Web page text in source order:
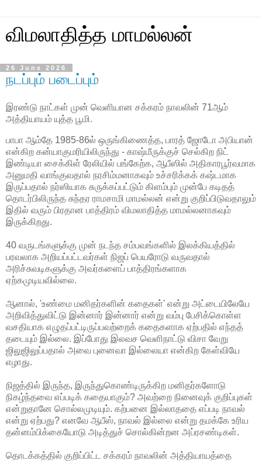
விமலாதித்த மாமல்லன்
26 June 2026
நடப்பும் படைப்பும்
இரண்டு நாட்கள் முன் வெளியான சக்கரம் நாவலின் 71ஆம்
அத்தியாயம் யுத்த பூமி.
பாபா ஆம்தே 1985-86ல் ஒருங்கிணைத்த, பாரத் ஜோடோ அபியான்
என்கிற கன்யாகுமரியிலிருந்து - காஷ்மீருக்குச் செல்கிற நிட்
இண்டியா சைக்கிள் ரேலியில் பங்கேற்க, ஆபீஸில் அதிகாரபூர்வமாக
அனுமதி வாங்குவதால் நரசிம்மனாகவும் உச்சரிக்கக் கஷ்டமாக
இருப்பதால் நர்ஸியாக சுருக்கப்பட்டும் கிளம்பும் முன்பே கடிதத்
தொடர்பிலிருந்த சுந்தர ராமசாமி மாமல்லன் என்று குறிப்பிடுவதாலும்
இதில் வரும் பிரதான பாத்திரம் விமலாதித்த மாமல்லனாகவும்
இருக்கிறது.
40 வருடங்களுக்கு முன் நடந்த சம்பவங்களில் இலக்கியத்தில்
பரவலாக அறியப்பட்டவர்கள் நிஜப் பெயரோடு வருவதால்
அரிச்சுவடிகளுக்கு அவர்களைப் பாத்திரங்களாக
ஏற்கமுடியவில்லை.
ஆனால், 'உண்மை மனிதர்களின் கதைகள்' என்று அட்டையிலேயே
அறிவித்துவிட்டு இன்னார் இன்னார் என்று வம்பு பேசிக்கொள்ள
வசதியாக எழுதப்பட்டிருப்பவற்றைக் கதைகளாக ஏற்பதில் எந்தத்
தடையும் இல்லை. இப்போது இலவச வெளிநாட்டு விசா வேறு
ஜிலுஜிலுப்பதால் அவை புனைவா இல்லையா என்கிற கேள்வியே
எழாது.
நிஜத்தில் இருந்த, இருந்துகொண்டிருக்கிற மனிதர்களோடு
நிகழ்ந்தவை எப்படிக் கதையாகும்? அவற்றை நினைவுக் குறிப்புகள்
என்றுதானே சொல்லமுடியும். கற்பனை இல்லாததை எப்படி நாவல்
என்று ஏற்பது? எனவே ஆபீஸ், நாவல் இல்லை என்று தமக்கே உரிய
தன்னம்பிக்கையோடு அடித்துச் சொல்கின்றன அப்ரசண்டிகள்.
தொடக்கத்தில் குறிப்பிட்ட சக்கரம் நாவலின் அத்தியாயத்தை